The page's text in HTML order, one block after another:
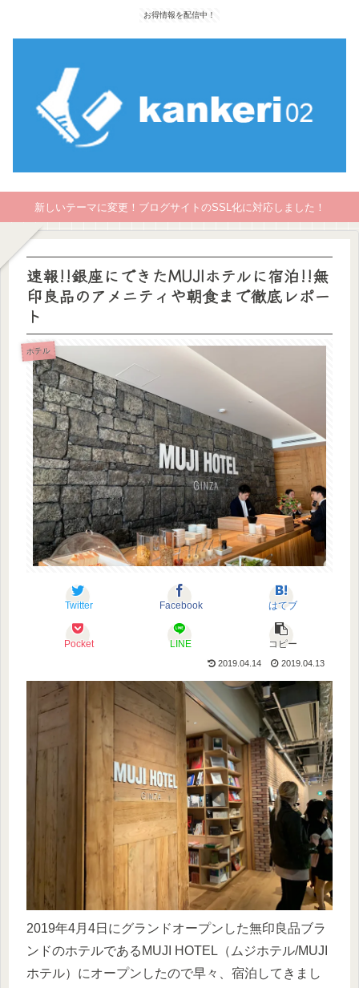
お得情報を配信中！
新しいテーマに変更！ブログサイトのSSL化に対応しました！
速報!!銀座にできたMUJIホテルに宿泊!!無
印良品のアメニティや朝食まで徹底レポー
ト
ホテル
Twitter Facebook はてブ
Pocket LINE コピー
2019.04.14 2019.04.13
2019年4月4日にグランドオープンした無印良品ブラ
ンドのホテルであるMUJI HOTEL（ムジホテル/MUJI
ホテル）にオープンしたので早々、宿泊してきまし